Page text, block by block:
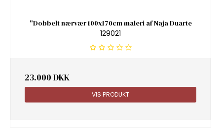
"Dobbelt nærvær 100x170cm maleri af Naja Duarte
129021
23.000 DKK
VIS PRODUKT